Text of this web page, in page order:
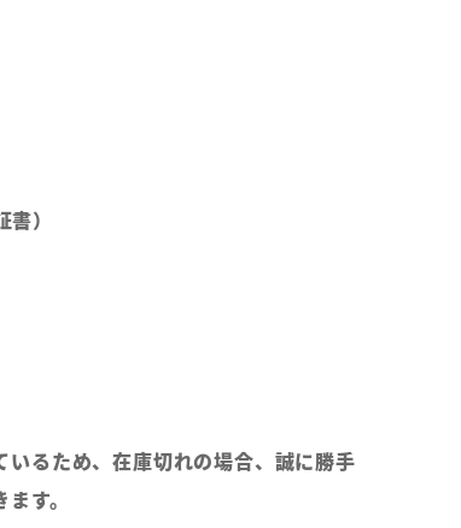
）
るため、在庫切れの場合、誠に勝手
す。